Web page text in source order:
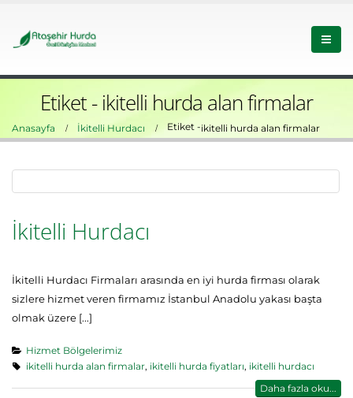
Etiket - ikitelli hurda alan firmalar
Anasayfa İkitelli Hurdacı Etiket -ikitelli hurda alan firmalar
İkitelli Hurdacı
İkitelli Hurdacı Firmaları arasında en iyi hurda firması olarak
sizlere hizmet veren firmamız İstanbul Anadolu yakası başta
olmak üzere [...]
Hizmet Bölgelerimiz
ikitelli hurda alan firmalar, ikitelli hurda fiyatları, ikitelli hurdacı
Daha fazla oku...